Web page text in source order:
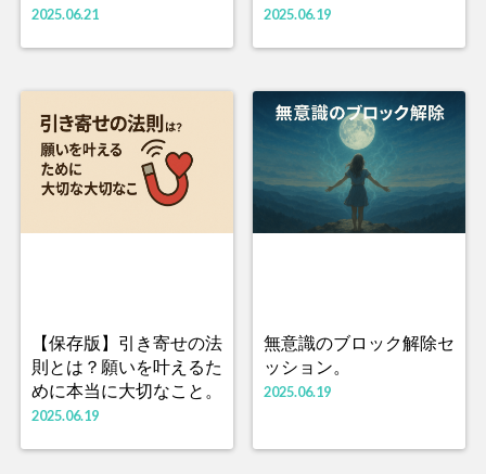
2025.06.21 2025.06.19
【保存版】引き寄せの法
則とは？願いを叶えるた
めに本当に大切なこと。
2025.06.19
無意識のブロック解除セ
ッション。
2025.06.19